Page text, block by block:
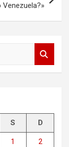
Venezuela?»
S D
1 2